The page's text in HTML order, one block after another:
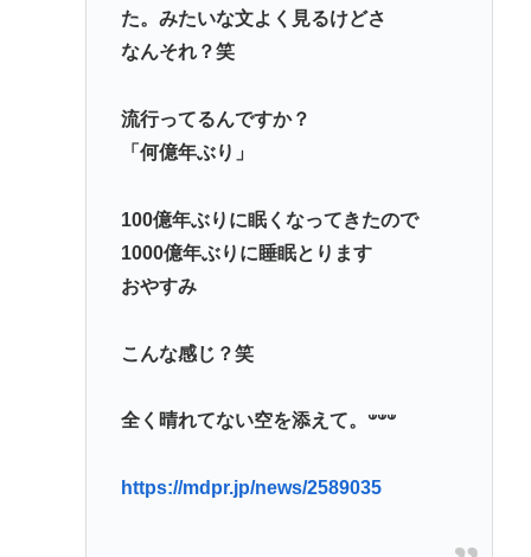
た液化石油ガスか…経産省、全国の大規模施設でガ
ス供給設備の点検要請
苗の顔www
記者「中革連は食料品消費税ゼロを公約に掲げてい
【悲報】プーチン「あえて申し上げます。 助けてく
ださい。」
てご満悦
●プ認知件数爆増www
Powered by livedoor 相互RSS
た。みたいな文よく見るけどさ
なんそれ？笑
流行ってるんですか？
「何億年ぶり」
100億年ぶりに眠くなってきたので
1000億年ぶりに睡眠とります
おやすみ
こんな感じ？笑
全く晴れてない空を添えて。𐤔𐤔𐤔
https://mdpr.jp/news/2589035